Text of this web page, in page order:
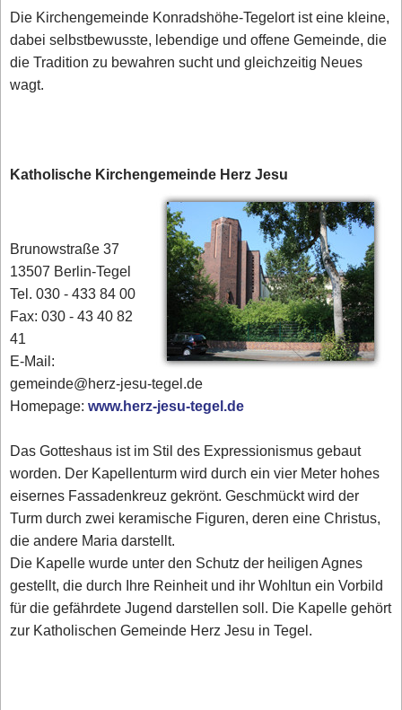
Die Kirchengemeinde Konradshöhe-Tegelort ist eine kleine,
dabei selbstbewusste, lebendige und offene Gemeinde, die
die Tradition zu bewahren sucht und gleichzeitig Neues
wagt.
Katholische Kirchengemeinde Herz Jesu
Brunowstraße 37
13507 Berlin-Tegel
Tel. 030 - 433 84 00
Fax: 030 - 43 40 82
41
E-Mail:
gemeinde@herz-jesu-tegel.de
Homepage:www.herz-jesu-tegel.de
Das Gotteshaus ist im Stil des Expressionismus gebaut
worden. Der Kapellenturm wird durch ein vier Meter hohes
eisernes Fassadenkreuz gekrönt. Geschmückt wird der
Turm durch zwei keramische Figuren, deren eine Christus,
die andere Maria darstellt.
Die Kapelle wurde unter den Schutz der heiligen Agnes
gestellt, die durch Ihre Reinheit und ihr Wohltun ein Vorbild
für die gefährdete Jugend darstellen soll. Die Kapelle gehört
zur Katholischen Gemeinde Herz Jesu in Tegel.